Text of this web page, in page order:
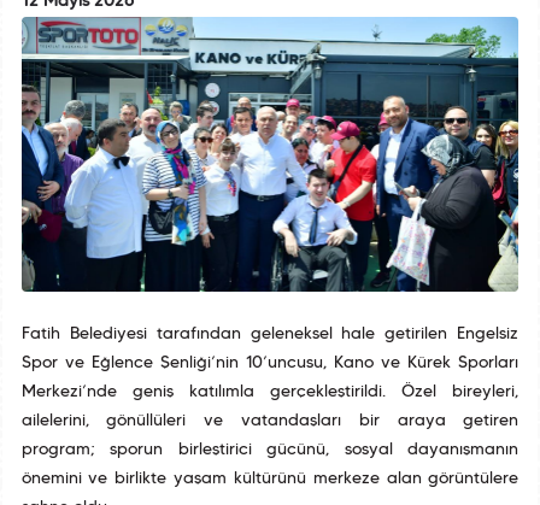
Fatih Belediyesi tarafından geleneksel hale getirilen Engelsiz
Spor ve Eğlence Şenliği’nin 10’uncusu, Kano ve Kürek Sporları
Merkezi’nde geniş katılımla gerçekleştirildi. Özel bireyleri,
ailelerini, gönüllüleri ve vatandaşları bir araya getiren
program; sporun birleştirici gücünü, sosyal dayanışmanın
önemini ve birlikte yaşam kültürünü merkeze alan görüntülere